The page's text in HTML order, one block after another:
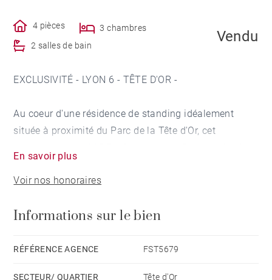
4 pièces
3 chambres
2 salles de bain
Vendu
EXCLUSIVITÉ - LYON 6 - TÊTE D'OR -
Au coeur d'une résidence de standing idéalement
située à proximité du Parc de la Tête d'Or, cet
étage avec ascenseur.
avec bassin d'agrément.
Il est composé d'une grande pièce de vie donnant sur
En savoir plus
Voir nos honoraires
Informations sur le bien
RÉFÉRENCE AGENCE FST5679
SECTEUR/ QUARTIER Tête d'Or